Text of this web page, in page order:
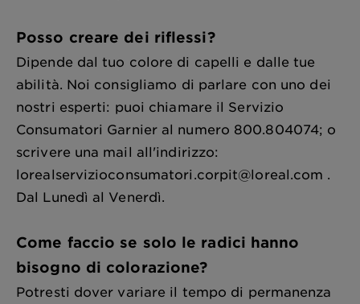
Posso creare dei riflessi?
Dipende dal tuo colore di capelli e dalle tue
abilità. Noi consigliamo di parlare con uno dei
nostri esperti: puoi chiamare il Servizio
Consumatori Garnier al numero 800.804074; o
scrivere una mail all'indirizzo:
lorealservizioconsumatori.corpit@loreal.com .
Dal Lunedì al Venerdì.
Come faccio se solo le radici hanno
bisogno di colorazione?
Potresti dover variare il tempo di permanenza